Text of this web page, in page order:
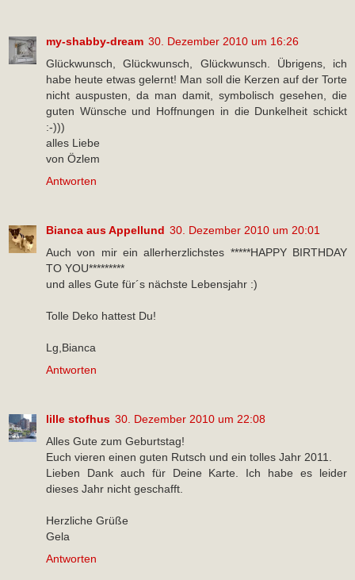
my-shabby-dream 30. Dezember 2010 um 16:26
Glückwunsch, Glückwunsch, Glückwunsch. Übrigens, ich
habe heute etwas gelernt! Man soll die Kerzen auf der Torte
nicht auspusten, da man damit, symbolisch gesehen, die
guten Wünsche und Hoffnungen in die Dunkelheit schickt
:-)))
alles Liebe
von Özlem
Antworten
Bianca aus Appellund 30. Dezember 2010 um 20:01
Auch von mir ein allerherzlichstes *****HAPPY BIRTHDAY
TO YOU*********
und alles Gute für´s nächste Lebensjahr :)
Tolle Deko hattest Du!
Lg,Bianca
Antworten
lille stofhus 30. Dezember 2010 um 22:08
Alles Gute zum Geburtstag!
Euch vieren einen guten Rutsch und ein tolles Jahr 2011.
Lieben Dank auch für Deine Karte. Ich habe es leider
dieses Jahr nicht geschafft.
Herzliche Grüße
Gela
Antworten